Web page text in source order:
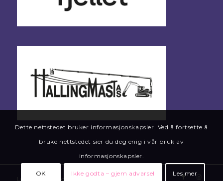
Levert av Hallingdølen
Dette nettstedet bruker informasjonskapsler. Ved å fortsette å
bruke nettstedet sier du deg enig i vår bruk av
informasjonskapsler.
OK Ikke godta – gjem advarsel Les mer